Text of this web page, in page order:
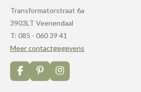
Transformatorstraat 6a
3903LT Veenendaal
T: 085 - 060 39 41
Meer contactgegevens
F
a
P
i
I
n